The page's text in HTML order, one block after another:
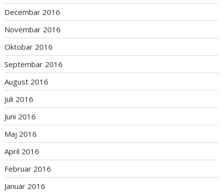
Decembar 2016
Novembar 2016
Oktobar 2016
Septembar 2016
August 2016
Juli 2016
Juni 2016
Maj 2016
April 2016
Februar 2016
Januar 2016